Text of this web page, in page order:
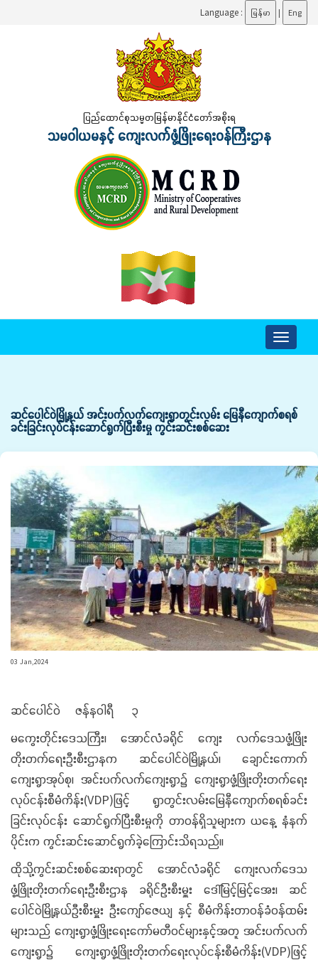
Language : မြန်မာ | Eng
ပြည်ထောင်စုသမ္မတမြန်မာနိုင်ငံတော်အစိုးရ
သမဝါယမနှင့် ကျေးလက်ဖွံ့ဖြိုးရေးဝန်ကြီးဌာန
Toggle
ဆင်ပေါင်ဝဲမြို့နယ် အင်းပက်လက်ကျေးရွာတွင်းလမ်း မြေနီကျောက်စရစ်
ခင်းခြင်းလုပ်ငန်းဆောင်ရွက်ပြီးစီးမှု ကွင်းဆင်းစစ်ဆေး
03 Jan,2024
ဆင်ပေါင်ဝဲ ဇန်နဝါရီ ၃
မကွေးတိုင်းဒေသကြီး၊ အောင်လံခရိုင် ကျေး လက်ဒေသဖွံ့ဖြိုး
တိုးတက်ရေးဦးစီးဌာနက ဆင်ပေါင်ဝဲမြို့နယ်၊ ချောင်းကောက်
ကျေးရွာအုပ်စု၊ အင်းပက်လက်ကျေးရွာ၌ ကျေးရွာဖွံ့ဖြိုးတိုးတက်ရေး
လုပ်ငန်းစီမံကိန်း(VDP)ဖြင့် ရွာတွင်းလမ်းမြေနီကျောက်စရစ်ခင်း
ခြင်းလုပ်ငန်း ဆောင်ရွက်ပြီးစီးမှုကို တာဝန်ရှိသူများက ယနေ့ နံနက်
ပိုင်းက ကွင်းဆင်းဆောင်ရွက်ခဲ့ကြောင်းသိရသည်။
ထိုသို့ကွင်းဆင်းစစ်ဆေးရာတွင် အောင်လံခရိုင် ကျေးလက်ဒေသ
ဖွံ့ဖြိုးတိုးတက်ရေးဦးစီးဌာန ခရိုင်ဦးစီးမှူး ဒေါ်မြင့်မြင့်အေး၊ ဆင်
ပေါင်ဝဲမြို့နယ်ဦးစီးမှူး ဦးကျော်ဇေယျ နှင့် စီမံကိန်းတာဝန်ခံဝန်ထမ်း
များသည် ကျေးရွာဖွံ့ဖြိုးရေးကော်မတီဝင်များနှင့်အတူ အင်းပက်လက်
ကျေးရွာ၌ ကျေးရွာဖွံ့ဖြိုးတိုးတက်ရေးလုပ်ငန်းစီမံကိန်း(VDP)ဖြင့်